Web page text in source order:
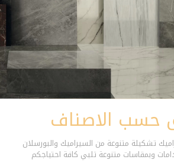
حسب الاصناف
تشكيلة متنوعة من السيراميك والبورسلان
وبمقاسات متنوعة تلبي كافة احتياجكم